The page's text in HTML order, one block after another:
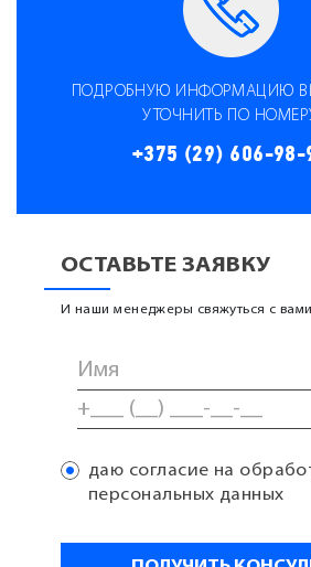
ПОДРОБНУЮ ИНФОРМАЦИЮ
УТОЧНИТЬ ПО
+375 (29) 606-98-
ОСТАВЬТЕ ЗАЯВКУ
И наши менеджеры свяжуться с
даю согласие на
персональных данных